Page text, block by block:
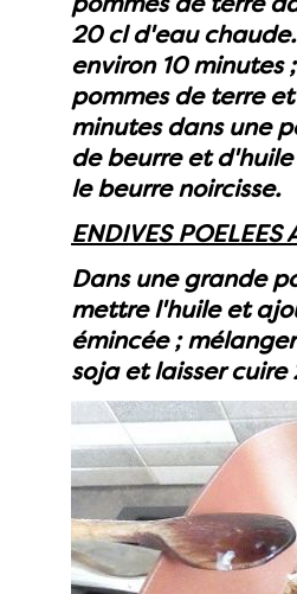
20 cl d'eau
environ 10 minutes
pommes de terre
minutes dans une
de beurre et
le beurre noircisse.
ENDIVES POELEES
Dans une grande
mettre l'huile et
émincée ;
soja et laisser cuire